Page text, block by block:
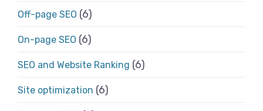
Off-page SEO (6)
On-page SEO (6)
SEO and Website Ranking (6)
Site optimization (6)